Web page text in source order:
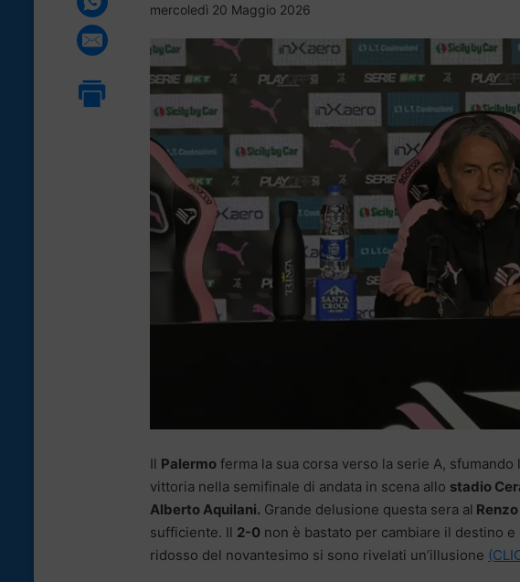
mercoledì 20 Maggio 2026
Il Palermo ferma la sua corsa verso la serie A,
vittoria nella semifinale di andata in scena allo stadio
Alberto Aquilani. Grande delusione questa sera al
sufficiente. Il 2-0 non è bastato per cambiare il destino e
ridosso del novantesimo si sono rivelati un’illusione